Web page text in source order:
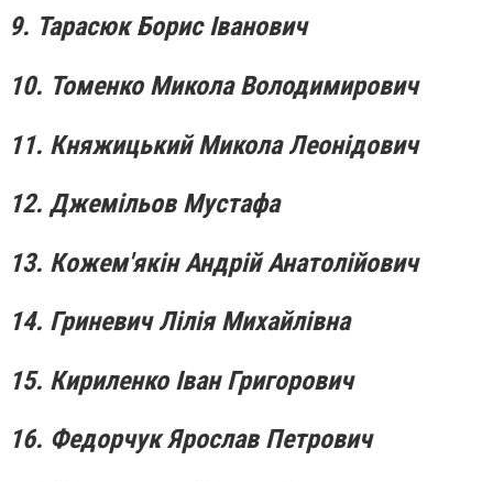
9. Тарасюк Борис Іванович
10. Томенко Микола Володимирович
11. Княжицький Микола Леонідович
12. Джемільов Мустафа
13. Кожем'якін Андрій Анатолійович
14. Гриневич Лілія Михайлівна
15. Кириленко Іван Григорович
16. Федорчук Ярослав Петрович